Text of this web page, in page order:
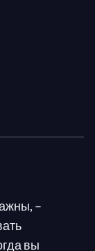
–
вы